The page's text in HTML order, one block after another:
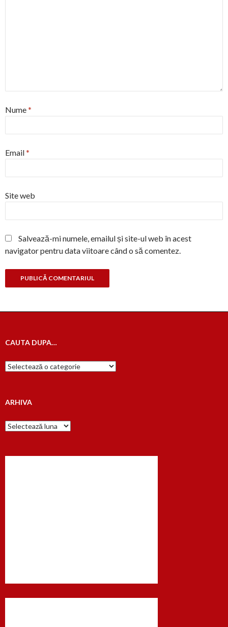
Nume*
Email*
Site web
Salvează-mi numele, emailul și site-ul web în acest
navigator pentru data viitoare când o să comentez.
CAUTA DUPA…
Cauta
dupa…
ARHIVA
Arhiva